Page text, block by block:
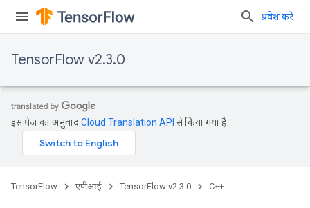
प्रवेश करें
TensorFlow v2.3.0
इस पेज का अनुवादCloud Translation API से किया गया है.
TensorFlow एपीआई TensorFlow v2.3.0 C++